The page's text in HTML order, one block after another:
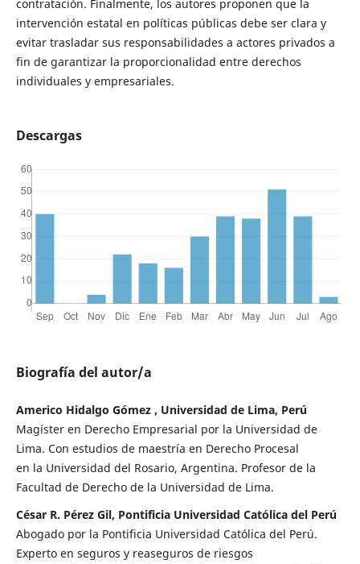
contratación. Finalmente, los autores proponen que la
intervención estatal en políticas públicas debe ser clara y
evitar trasladar sus responsabilidades a actores privados a
fin de garantizar la proporcionalidad entre derechos
individuales y empresariales.
Descargas
Biografía del autor/a
Americo Hidalgo Gómez , Universidad de Lima, Perú
Magíster en Derecho Empresarial por la Universidad de
Lima. Con estudios de maestría en Derecho Procesal
en la Universidad del Rosario, Argentina. Profesor de la
Facultad de Derecho de la Universidad de Lima.
César R. Pérez Gil, Pontificia Universidad Católica del Perú
Abogado por la Pontificia Universidad Católica del Perú.
Experto en seguros y reaseguros de riesgos